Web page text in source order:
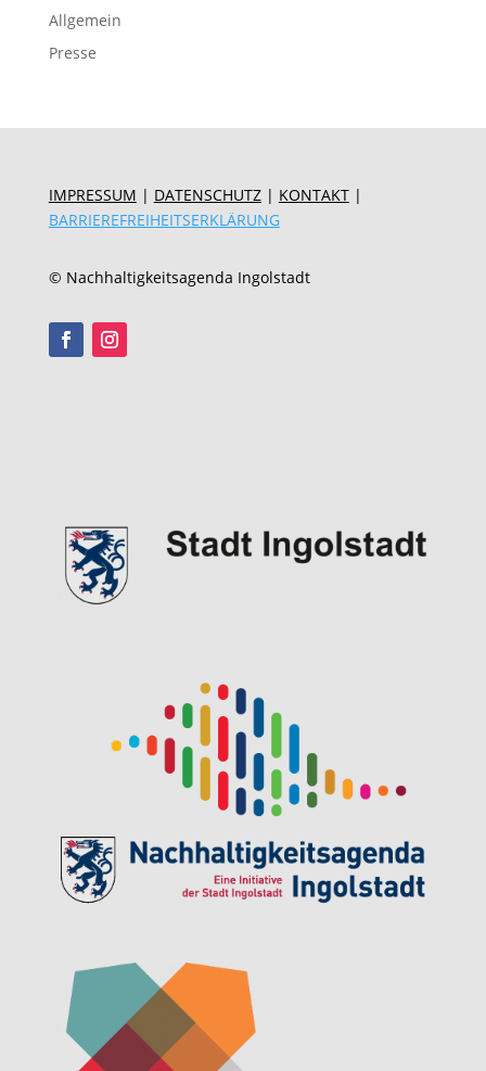
Allgemein
Presse
IMPRESSUM | DATENSCHUTZ| KONTAKT |
BARRIEREFREIHEITSERKLÄRUNG
© Nachhaltigkeitsagenda Ingolstadt